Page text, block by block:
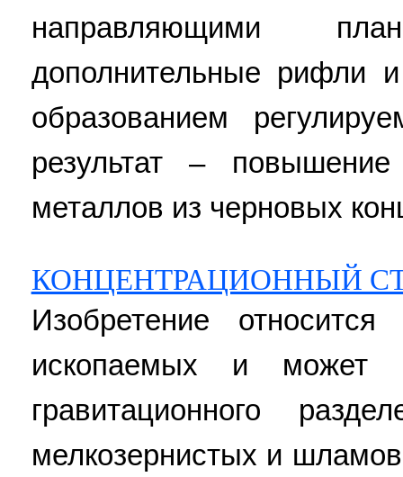
направляющими
дополнительные рифли
образованием
результат – повышение
металлов из черновых
КОНЦЕНТРАЦИОННЫЙ
Изобретение
ископаемых и может
гравитационного
мелкозернистых и